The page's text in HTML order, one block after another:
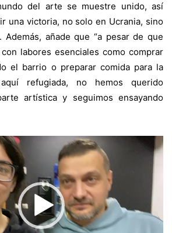
del arte se muestre unido, así
una victoria, no solo en Ucrania, sino
Además, añade que “a pesar de que
labores esenciales como comprar
el barrio o preparar comida para la
refugiada, no hemos querido
artística y seguimos ensayando